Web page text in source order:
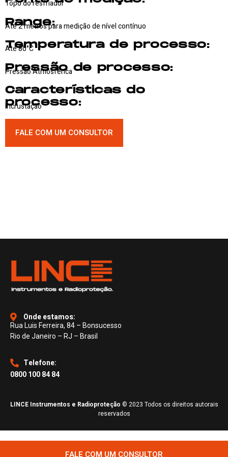
Topo do resfriador
Range:
Até 2 metros para medição de nível contínuo
Temperatura de processo:
Até 80°C
Pressão de processo:
Pressão Atmosférica
Características do
processo:
Incrustação
FALE COM UM CONSULTOR
Onde estamos:
Rua Luis Ferreira, 84 – Bonsucesso
Rio de Janeiro – RJ – Brasil
Telefone:
0800 100 84 84
LINCE Instrumentos e Radioproteção © 2023 Todos os direitos autorais
reservados
FALE COM UM CONSULTOR